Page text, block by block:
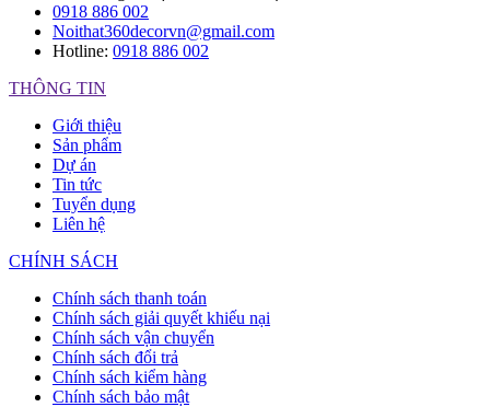
0918 886 002
Noithat360decorvn@gmail.com
Hotline: 0918 886 002
THÔNG TIN
Giới thiệu
Sản phẩm
Dự án
Tin tức
Tuyển dụng
Liên hệ
CHÍNH SÁCH
Chính sách thanh toán
Chính sách giải quyết khiếu nại
Chính sách vận chuyển
Chính sách đổi trả
Chính sách kiểm hàng
Chính sách bảo mật